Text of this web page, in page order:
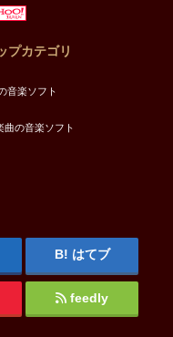
プカテゴリ
音楽ソフト
曲の音楽ソフト
はてブ
feedly